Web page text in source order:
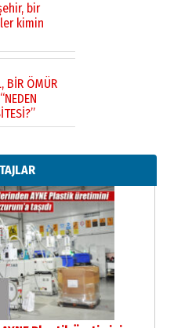
bir
kimin
BİR ÖMÜR
bir Alperen…
yürüdü.!
hatıralarıyla
Terzioğlu!
Erzurum’a